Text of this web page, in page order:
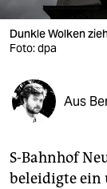
verlag
verlag
veranstaltungen
shop
unterstützen
Dunkle Wolken
Foto: dpa
Aus
S-Bahnhof
beleidigte ein